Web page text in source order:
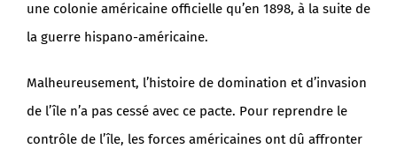
une colonie américaine officielle qu’en 1898, à la suite de
la guerre hispano-américaine.
Malheureusement, l’histoire de domination et d’invasion
de l’île n’a pas cessé avec ce pacte. Pour reprendre le
contrôle de l’île, les forces américaines ont dû affronter